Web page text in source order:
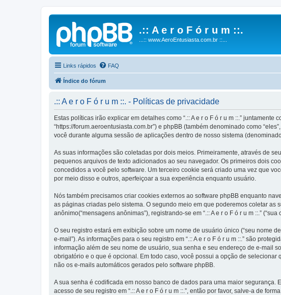
.:: A e r o F ó r u m ::.
...:: www.AeroEntusiasta.com.br ::...
Links rápidos FAQ
Índice do fórum
.:: A e r o F ó r u m ::. - Políticas de privacidade
Estas políticas irão explicar em detalhes como “.:: A e r o F ó r u m ::.” juntamente
“https://forum.aeroentusiasta.com.br”) e phpBB (também denominado como
você durante alguma sessão de aplicações dentro de nosso sistema (denominado
As suas informações são coletadas por dois meios. Primeiramente, através de
pequenos arquivos de texto adicionados ao seu navegador. Os primeiros dois
concedidos a você pelo software. Um terceiro cookie será criado uma vez que
por meio disso e outros, aperfeiçoar a sua experiência enquanto usuário.
Nós também precisamos criar cookies externos ao software phpBB enquanto
as páginas criadas pelo sistema. O segundo meio em que poderemos coletar
anônimo(“mensagens anônimas”), registrando-se em “.:: A e r o F ó r u m ::.”
O seu registro estará em exibição sobre um nome de usuário único (“seu nome
e-mail”). As informações para o seu registro em “.:: A e r o F ó r u m ::.” são
informação além de seu nome de usuário, sua senha e seu endereço de e-mail
obrigatório e o que é opcional. Em todo caso, você possui a opção de
não os e-mails automáticos gerados pelo software phpBB.
A sua senha é codificada em nosso banco de dados para uma maior
acesso de seu registro em “.:: A e r o F ó r u m ::.”, então por favor, salve-a de